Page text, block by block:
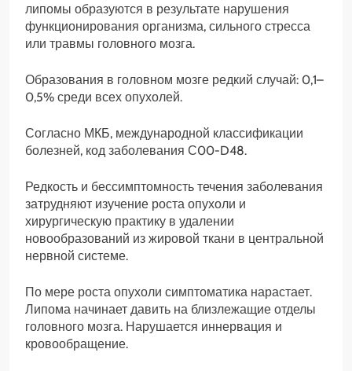
липомы образуются в результате нарушения
функционирования организма, сильного стресса
или травмы головного мозга.
Образования в головном мозге редкий случай: 0,1–
0,5% среди всех опухолей.
Согласно МКБ, международной классификации
болезней, код заболевания С00-D48.
Редкость и бессимптомность течения заболевания
затрудняют изучение роста опухоли и
хирургическую практику в удалении
новообразований из жировой ткани в центральной
нервной системе.
По мере роста опухоли симптоматика нарастает.
Липома начинает давить на близлежащие отделы
головного мозга. Нарушается иннервация и
кровообращение.